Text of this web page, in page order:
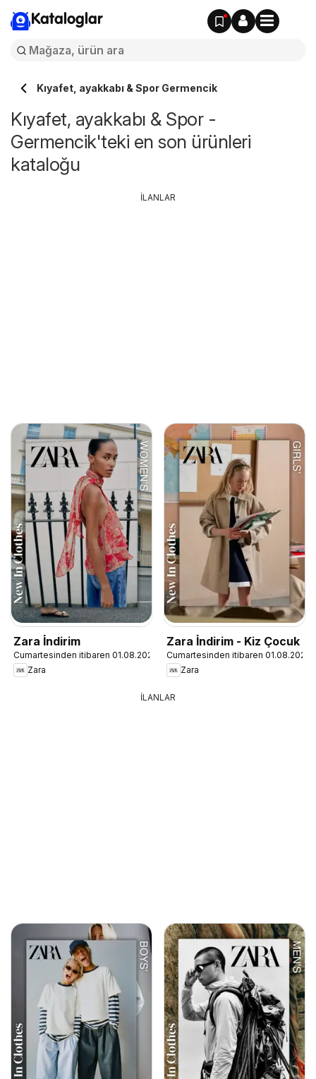
Kataloglar
Kıyafet, ayakkabı & Spor Germencik
Kıyafet, ayakkabı & Spor -
Germencik'teki en son ürünleri
kataloğu
Zara İndirim
Cumartesinden itibaren 01.08.2026
Zara
Zara İndirim - Kiz Çocuk
Cumartesinden itibaren 01.08.2026
Zara
İLANLAR
İLANLAR